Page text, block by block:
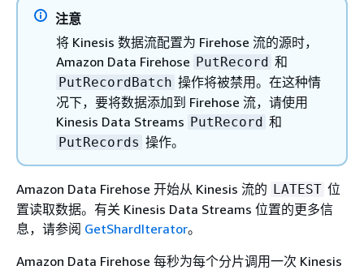
注意
将 Kinesis 数据流配置为 Firehose 流的源时，
Amazon Data Firehose PutRecord 和
PutRecordBatch 操作将被禁用。在这种情
况下，要将数据添加到 Firehose 流，请使用
Kinesis Data Streams PutRecord 和
PutRecords 操作。
Amazon Data Firehose 开始从 Kinesis 流的 LATEST 位
置读取数据。有关 Kinesis Data Streams 位置的更多信
息，请参阅 GetShardIterator。
Amazon Data Firehose 每秒为每个分片调用一次 Kinesis